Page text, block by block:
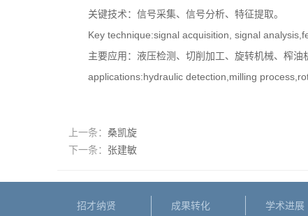
关键技术：信号采集、信号分析、特征提取。
Key technique:signal acquisition, signal
主要应用：液压检测、切削加工、旋转机械、榨油
applications:hydraulic detection,milling
上一条： 桑凯旋
下一条： 张建敏
招才纳贤 成果转化 学术进展